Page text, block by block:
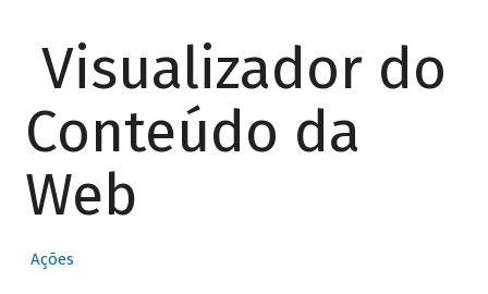
Visualizador do
Conteúdo da
Web
Ações